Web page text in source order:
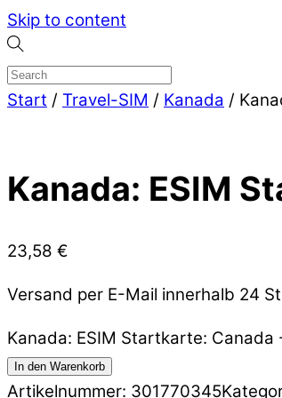
Skip to content
Start / Travel-SIM / Kanada /
Kanada: ESIM
23,58 €
Versand per E-Mail innerhalb 24
Kanada: ESIM Startkarte: Canada
In den Warenkorb
Artikelnummer: 301770345